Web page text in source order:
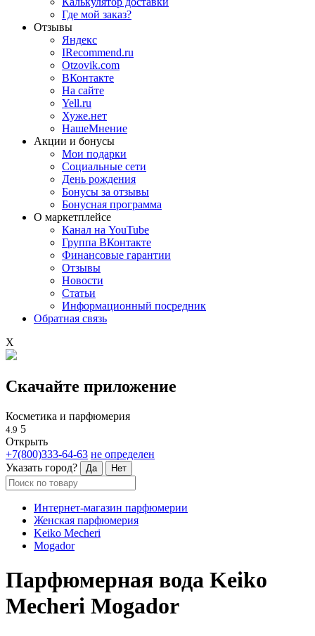
Где мой заказ?
Отзывы
Яндекс
IRecommend.ru
Otzovik.com
ВКонтакте
На сайте
Yell.ru
Хуже.нет
НашеМнение
Акции и бонусы
Мои подарки
Социальные сети
День рождения
Бонусы за отзывы
Бонусная программа
О маркетплейсе
Канал на YouTube
Группа ВКонтакте
Финансовые гарантии
Отзывы
Новости
Статьи
Информационный посредник
Обратная связь
X
Скачайте приложение
Косметика и парфюмерия
4.9 5
Открыть
+7(800)333-64-63 не определен
Указать город?
Да Нет
Интернет-магазин парфюмерии
Женская парфюмерия
Keiko Mecheri
Mogador
Парфюмерная вода Keiko
Mecheri Mogador